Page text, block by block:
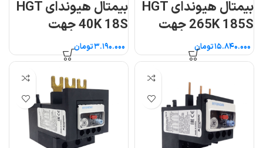
بیمتال هیوندای HGT
265K 185S جهت
۲۶۵ آمپر
تومان
بیمتال هیوندای HGT
40K 18S جهت
کنتاکتور ۳۲ و ۴۰ آمپرتومان